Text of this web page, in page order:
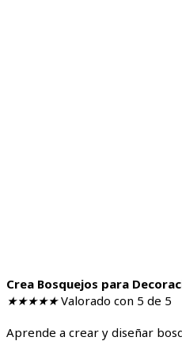
Crea Bosquejos para
★★★★★ Valorado con 5 de 5
Aprende a crear y diseñar